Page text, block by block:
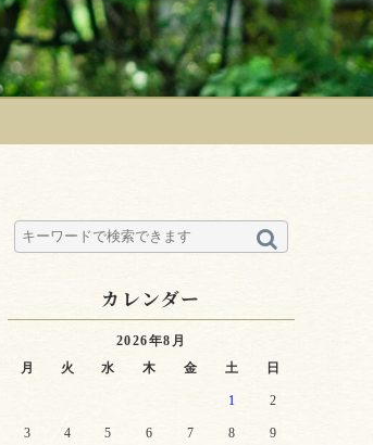
カレンダー
2026年8月
月
火 水 木 金 土 日
1 2
3 4 5 6 7 8 9